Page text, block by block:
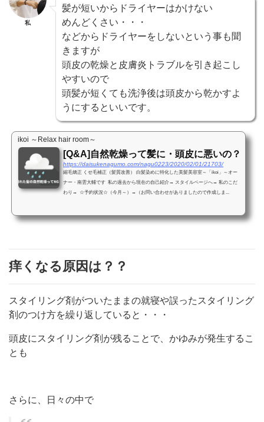
私
髪が短いからドライヤーはかけない
めんどくさい・・・
などからドライヤーをしないという事も聞
きますが
頭皮の乾燥と皮膚炎トラブルを引き起こし
やすいので
頭髪が短くても洗浄後は頭皮から乾かすよ
うにするといいです。
ikoi ～Relax hair room～
[Q&A]自然乾燥って髪に・頭皮に悪いの？
https://daisukenagumo.com/nagu0223/2020/02/01/21703/
‎縮毛矯正 くせ毛補正（髪質改善） 白髪染めに特化した美髪美容室～「ikoi」～オー
ナー・南雲大輔です 私の過去から現在の自己紹介→ スタイルページへ→ 私のこだ
わり→ ☆予約状況☆（今月～）→（お問い合わせがありましたので作成しま...
痒くなる原因は？？
スタイリング剤がついたままの就寝や誤ったスタイリング
剤のつけ方を繰り返していると・・・
頭皮にスタイリング剤が残ることで、かゆみが発生するこ
とも
さらに、日々の中で